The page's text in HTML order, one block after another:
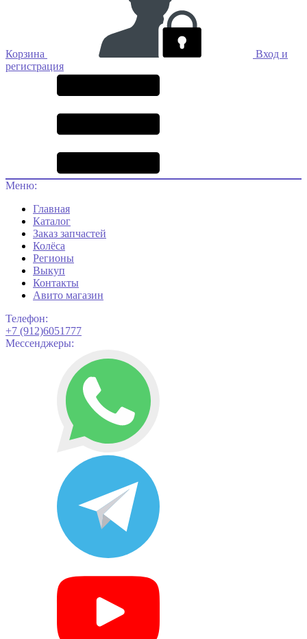
Корзина
Вход и
регистрация
Меню:
Главная
Каталог
Заказ запчастей
Колёса
Регионы
Выкуп
Контакты
Авито магазин
Телефон:
+7 (912)6051777
Мессенджеры: